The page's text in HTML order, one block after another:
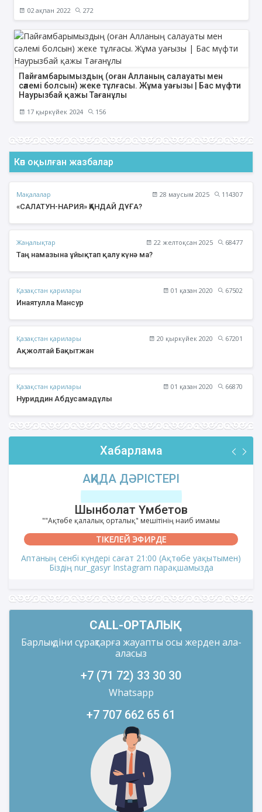
02 ақпан 2022 272
Пайғамбарымыздың (оған Алланың салауаты мен
сәлемі болсын) жеке тұлғасы. Жұма уағызы | Бас мүфти
Наурызбай қажы Тағанұлы
17 қыркүйек 2024 156
Көп оқылған жазбалар
Мақалалар 28 маусым 2025
114307
«САЛАТУН-НАРИЯ» ҚАНДАЙ ДҰҒА?
Жаңалықтар 22 желтоқсан 2025
68477
Таң намазына ұйықтап қалу күнә ма?
Қазақстан қарилары 01 қазан 2020
67502
Инаятулла Мансур
Қазақстан қарилары 20 қыркүйек 2020
67201
Ақжолтай Бақытжан
Қазақстан қарилары 01 қазан 2020
66870
Нуриддин Абдусамадұлы
Хабарлама
АҚИДА ДӘРІСТЕРІ
Шынболат Үмбетов
""Ақтөбе қалалық орталық" мешітінің наиб имамы
ТІКЕЛЕЙ ЭФИРДЕ
Аптаның сенбі күндері сағат 21:00 (Ақтөбе уақытымен)
Біздің nur_gasyr Instagram парақшамызда
CALL-ОРТАЛЫҚ
Барлық діни сұрақтарға жауапты осы жерден ала-
аласыз
+7 (71 72) 33 30 30
Whatsapp
+7 707 662 65 61